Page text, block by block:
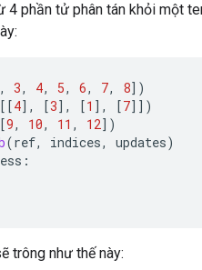
4 phần tử phân tán khỏi một
, 3, 4, 5, 6, 7, 8] )
[[4] , [3] , [1 ] , [7]] )
[9, 10, 11 , 12] )
(ref, indices, updates)
:
trông như thế này: